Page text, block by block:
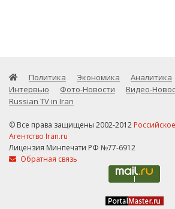
Политика Экономика Аналитика
Интервью
Фото-Новости
Видео-
Russian TV in Iran
© Все права защищены 2002-2012
Агентство Iran.ru
Лицензия Минпечати РФ №77-6912
Обратная связь